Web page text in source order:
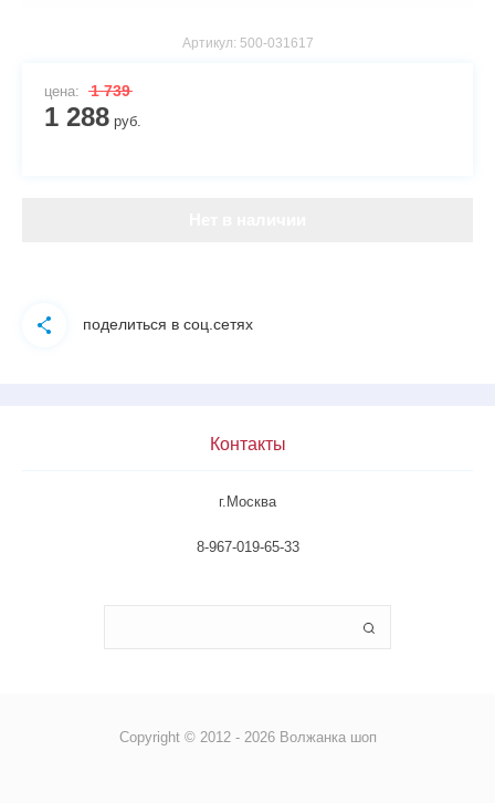
Артикул: 500-031617
цена: 1 739
1 288 руб.
поделиться в соц.сетях
Контакты
г.Москва
8-967-019-65-33
Copyright © 2012 - 2026 Волжанка шоп